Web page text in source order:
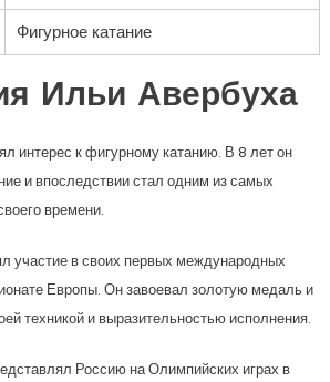
Фигурное катание
Ильи Авербуха
интерес к фигурному катанию. В 8 лет он
и впоследствии стал одним из самых
времени.
участие в своих первых международных
Европы. Он завоевал золотую медаль и
техникой и выразительностью исполнения.
Россию на Олимпийских играх в